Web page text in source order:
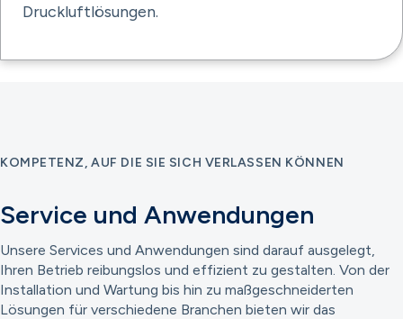
Druckluftlösungen.
KOMPETENZ, AUF DIE SIE SICH VERLASSEN KÖNNEN
Service und Anwendungen
Unsere Services und Anwendungen sind darauf ausgelegt,
Ihren Betrieb reibungslos und effizient zu gestalten. Von der
Installation und Wartung bis hin zu maßgeschneiderten
Lösungen für verschiedene Branchen bieten wir das